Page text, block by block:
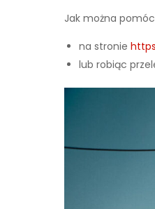
Jak można
na stronie
lub robiąc